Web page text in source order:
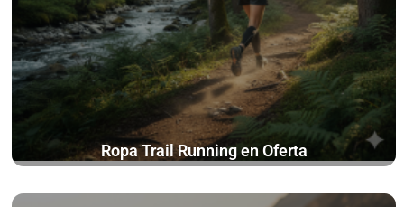
Ropa Trail Running en Oferta